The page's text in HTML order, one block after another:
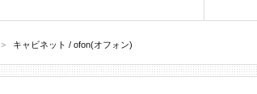
> キャビネット / ofon(オフォン)